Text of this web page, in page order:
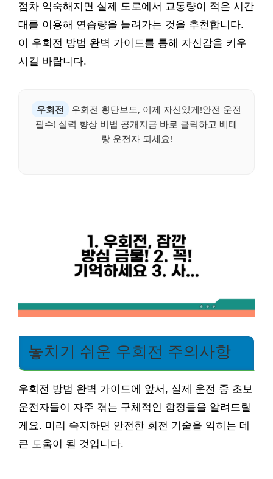
점차 익숙해지면 실제 도로에서 교통량이 적은 시간
대를 이용해 연습량을 늘려가는 것을 추천합니다.
이 우회전 방법 완벽 가이드를 통해 자신감을 키우
시길 바랍니다.
우회전
우회전 횡단보도, 이제 자신있게!안전 운전
필수! 실력 향상 비법 공개지금 바로 클릭하고 베테
랑 운전자 되세요!
놓치기 쉬운 우회전 주의사항
우회전 방법 완벽 가이드에 앞서, 실제 운전 중 초보
운전자들이 자주 겪는 구체적인 함정들을 알려드릴
게요. 미리 숙지하면 안전한 회전 기술을 익히는 데
큰 도움이 될 것입니다.